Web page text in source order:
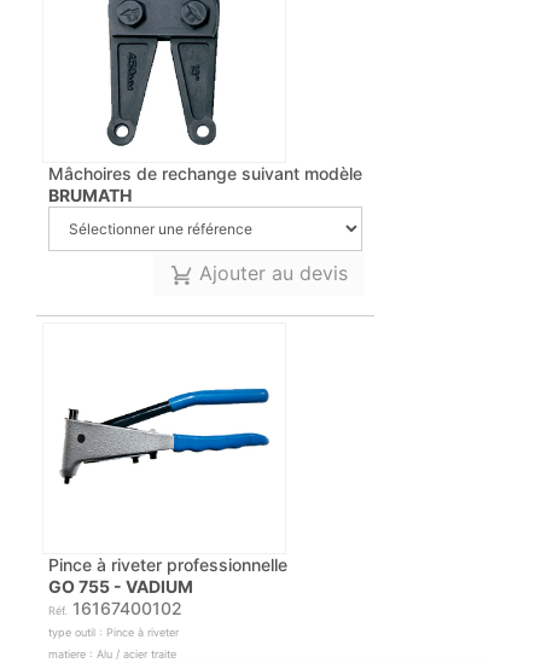
Mâchoires de rechange suivant modèle
BRUMATH
Ajouter au devis
Pince à riveter professionnelle
GO 755 - VADIUM
Réf. 16167400102
type outil : Pince à riveter
matiere : Alu / acier traite